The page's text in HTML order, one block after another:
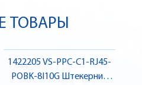
ТОВАРЫ
1422205 VS-PPC-C1-RJ45-
POBK-8I10G Штекерний